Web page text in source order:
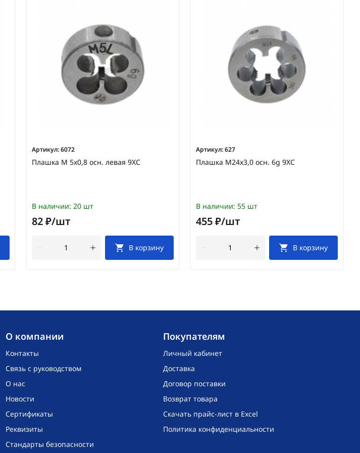
Артикул:6072
Плашка М 5х0,8 осн. левая 9ХС
В наличии: 20 шт
82 ₽/шт
В корзину
Артикул:627
Плашка М24х3,0 осн. 6g 9ХС
В наличии: 55 шт
455 ₽/шт
В корзину
O компании
Контакты
Связь с руководством
О нас
Новости
Сертификаты
Реквизиты
Стандарты безопасности
Покупателям
Личный кабинет
Доставка
Договор поставки
Возврат товара
Скачать прайс-лист в Excel
Политика конфиденциальности